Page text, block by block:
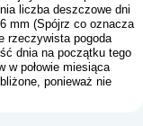
liczba deszczowe dni
mm (Spójrz co oznacza
rzeczywista pogoda
dnia na początku tego
w połowie miesiąca
ponieważ nie